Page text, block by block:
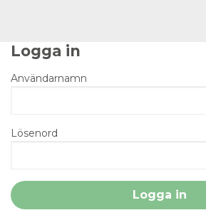
Logga in
Användarnamn
Lösenord